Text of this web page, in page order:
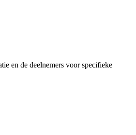
en de deelnemers voor specifieke